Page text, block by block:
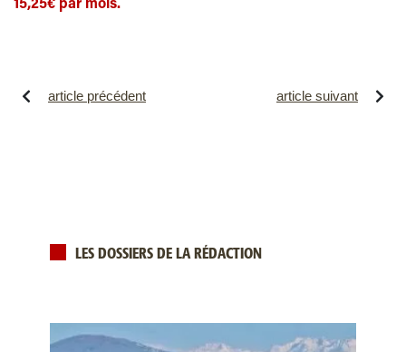
15,25€ par mois.
article précédent article suivant
LES DOSSIERS DE LA RÉDACTION